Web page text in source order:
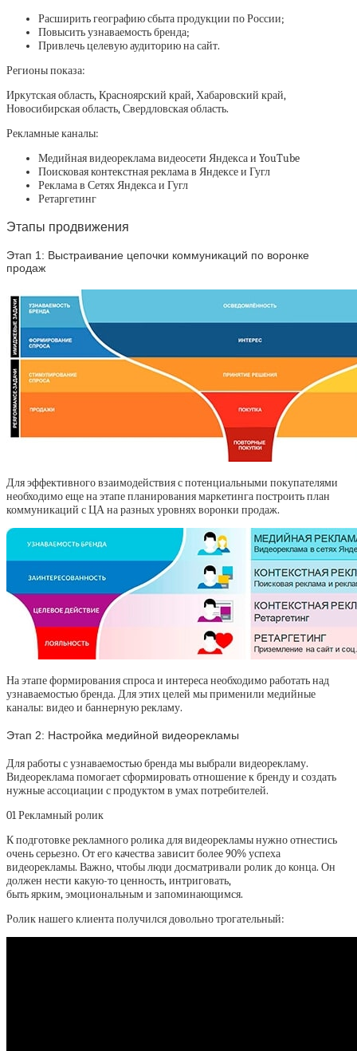
Расширить географию сбыта продукции по России;
Повысить узнаваемость бренда;
Привлечь целевую аудиторию на сайт.
Регионы показа:
Иркутская область, Красноярский край, Хабаровский край,
Новосибирская область, Свердловская область.
Рекламные каналы:
Медийная видеореклама видеосети Яндекса и YouTube
Поисковая контекстная реклама в Яндексе и Гугл
Реклама в Сетях Яндекса и Гугл
Ретаргетинг
Этапы продвижения
Этап 1: Выстраивание цепочки коммуникаций по воронке
продаж
Для эффективного взаимодействия с потенциальными покупателями
необходимо еще на этапе планирования маркетинга построить план
коммуникаций с ЦА на разных уровнях воронки продаж.
На этапе формирования спроса и интереса необходимо работать над
узнаваемостью бренда. Для этих целей мы применили медийные
каналы: видео и баннерную рекламу.
Этап 2: Настройка медийной видеорекламы
Для работы с узнаваемостью бренда мы выбрали видеорекламу.
Видеореклама помогает сформировать отношение к бренду и создать
нужные ассоциации с продуктом в умах потребителей.
01Рекламный ролик
К подготовке рекламного ролика для видеорекламы нужно отнестись
очень серьезно. От его качества зависит более 90% успеха
видеорекламы. Важно, чтобы люди досматривали ролик до конца. Он
должен нести какую-то ценность, интриговать,
быть ярким, эмоциональным и запоминающимся.
Ролик нашего клиента получился довольно трогательный: